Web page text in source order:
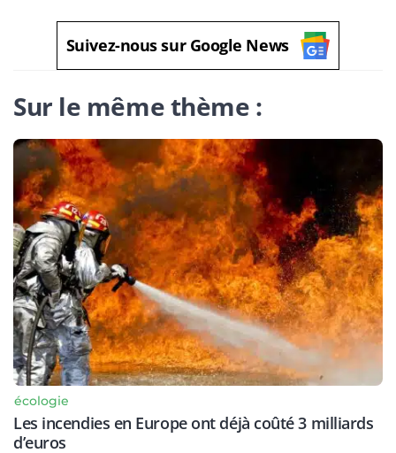
Suivez-nous sur Google News
Sur le même thème :
écologie
Les incendies en Europe ont déjà coûté 3 milliards
d’euros